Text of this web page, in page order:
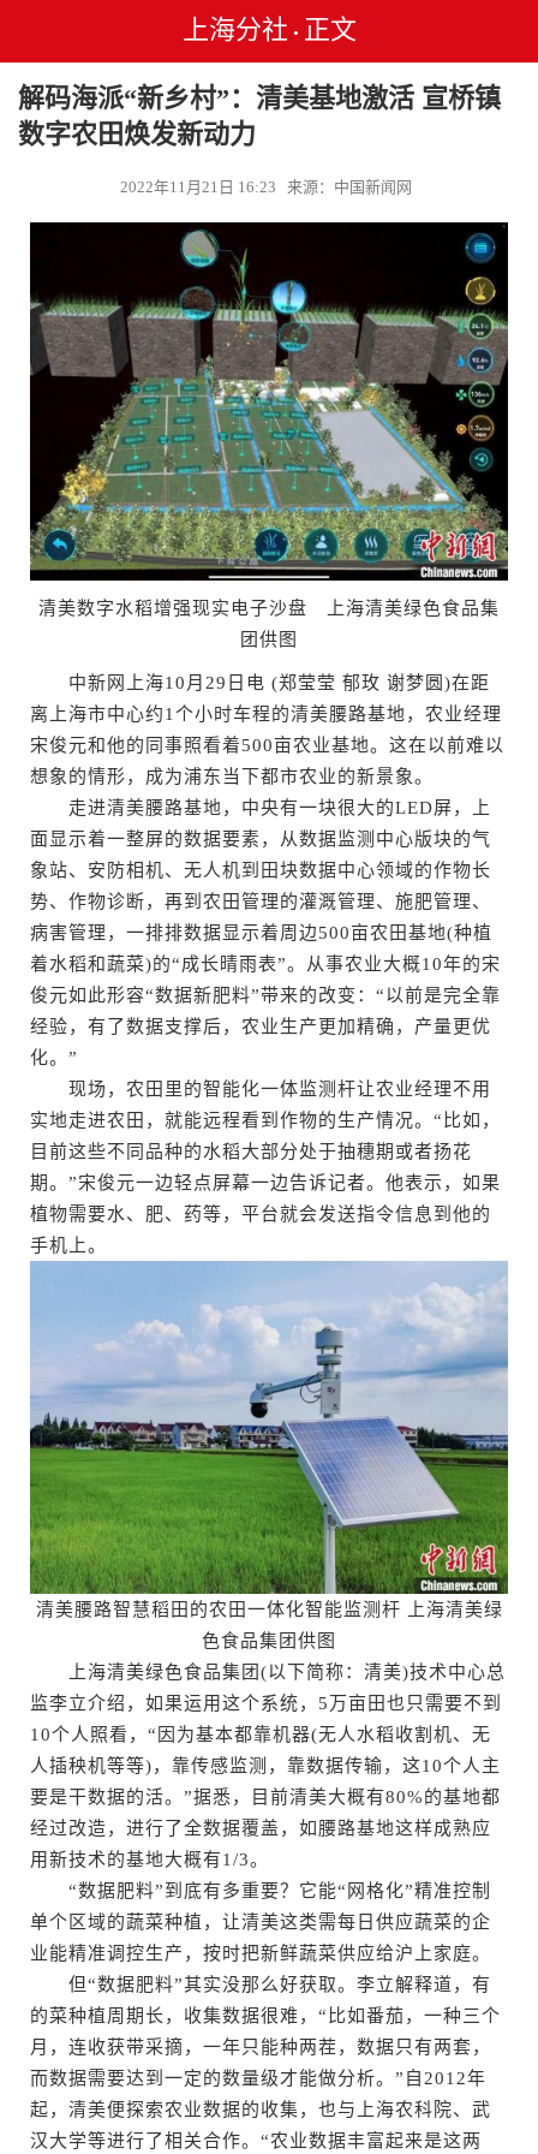
上海分社 • 正文
解码海派“新乡村”：清美基地激活 宣桥镇
数字农田焕发新动力
2022年11月21日 16:23 来源：中国新闻网
清美数字水稻增强现实电子沙盘 上海清美绿色食品集
团供图
中新网上海10月29日电 (郑莹莹 郁玫 谢梦圆)在距
离上海市中心约1个小时车程的清美腰路基地，农业经理
宋俊元和他的同事照看着500亩农业基地。这在以前难以
想象的情形，成为浦东当下都市农业的新景象。
走进清美腰路基地，中央有一块很大的LED屏，上
面显示着一整屏的数据要素，从数据监测中心版块的气
象站、安防相机、无人机到田块数据中心领域的作物长
势、作物诊断，再到农田管理的灌溉管理、施肥管理、
病害管理，一排排数据显示着周边500亩农田基地(种植
着水稻和蔬菜)的“成长晴雨表”。从事农业大概10年的宋
俊元如此形容“数据新肥料”带来的改变：“以前是完全靠
经验，有了数据支撑后，农业生产更加精确，产量更优
化。”
现场，农田里的智能化一体监测杆让农业经理不用
实地走进农田，就能远程看到作物的生产情况。“比如，
目前这些不同品种的水稻大部分处于抽穗期或者扬花
期。”宋俊元一边轻点屏幕一边告诉记者。他表示，如果
植物需要水、肥、药等，平台就会发送指令信息到他的
手机上。
清美腰路智慧稻田的农田一体化智能监测杆 上海清美绿
色食品集团供图
上海清美绿色食品集团(以下简称：清美)技术中心总
监李立介绍，如果运用这个系统，5万亩田也只需要不到
10个人照看，“因为基本都靠机器(无人水稻收割机、无
人插秧机等等)，靠传感监测，靠数据传输，这10个人主
要是干数据的活。”据悉，目前清美大概有80%的基地都
经过改造，进行了全数据覆盖，如腰路基地这样成熟应
用新技术的基地大概有1/3。
“数据肥料”到底有多重要？它能“网格化”精准控制
单个区域的蔬菜种植，让清美这类需每日供应蔬菜的企
业能精准调控生产，按时把新鲜蔬菜供应给沪上家庭。
但“数据肥料”其实没那么好获取。李立解释道，有
的菜种植周期长，收集数据很难，“比如番茄，一种三个
月，连收获带采摘，一年只能种两茬，数据只有两套，
而数据需要达到一定的数量级才能做分析。”自2012年
起，清美便探索农业数据的收集，也与上海农科院、武
汉大学等进行了相关合作。“农业数据丰富起来是这两